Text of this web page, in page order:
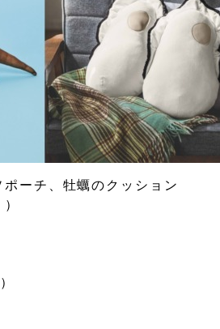
ーチ、牡蠣のクッション